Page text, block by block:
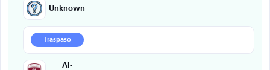
Unknown
Traspaso
Al-